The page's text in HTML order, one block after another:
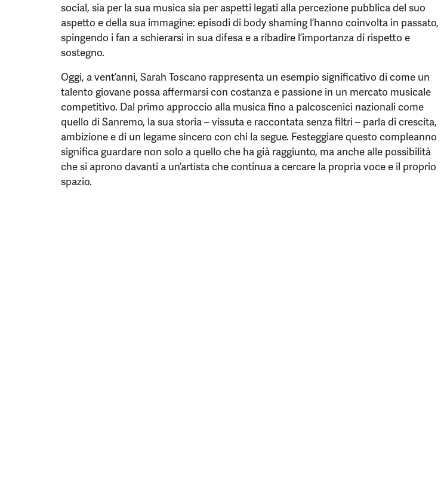
social, sia per la sua musica sia per aspetti legati alla percezione pubblica del suo
aspetto e della sua immagine: episodi di body shaming l’hanno coinvolta in passato,
spingendo i fan a schierarsi in sua difesa e a ribadire l’importanza di rispetto e
sostegno.
Oggi, a vent’anni, Sarah Toscano rappresenta un esempio significativo di come un
talento giovane possa affermarsi con costanza e passione in un mercato musicale
competitivo. Dal primo approccio alla musica fino a palcoscenici nazionali come
quello di Sanremo, la sua storia – vissuta e raccontata senza filtri – parla di crescita,
ambizione e di un legame sincero con chi la segue. Festeggiare questo compleanno
significa guardare non solo a quello che ha già raggiunto, ma anche alle possibilità
che si aprono davanti a un’artista che continua a cercare la propria voce e il proprio
spazio.